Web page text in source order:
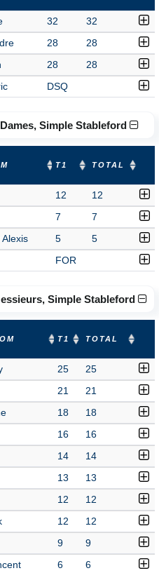
32 32
28 28
28 28
DSQ
Simple Stableford
T1 TOTAL
12 12
7 7
5 5
FOR
Simple Stableford
T1 TOTAL
25 25
21 21
18 18
16 16
14 14
13 13
12 12
12 12
9 9
6 6